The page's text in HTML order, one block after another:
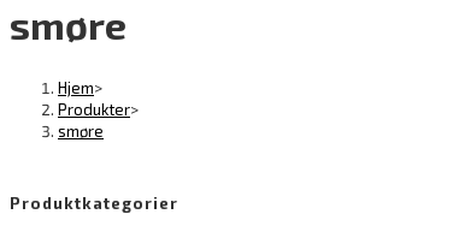
smøre
Hjem>
Produkter>
smøre
Produktkategorier